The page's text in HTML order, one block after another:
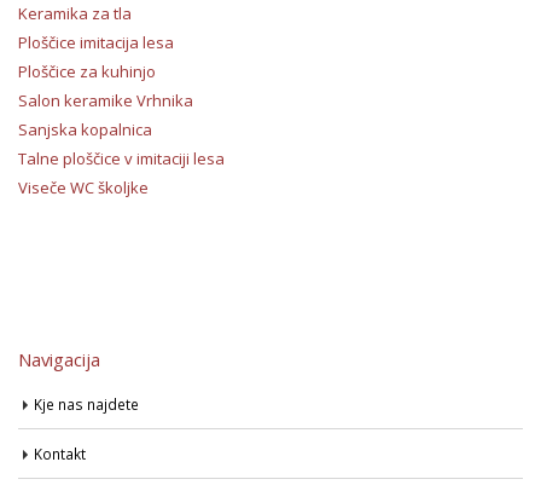
Keramika za tla
Ploščice imitacija lesa
Ploščice za kuhinjo
Salon keramike Vrhnika
Sanjska kopalnica
Talne ploščice v imitaciji lesa
Viseče WC školjke
Navigacija
Kje nas najdete
Kontakt